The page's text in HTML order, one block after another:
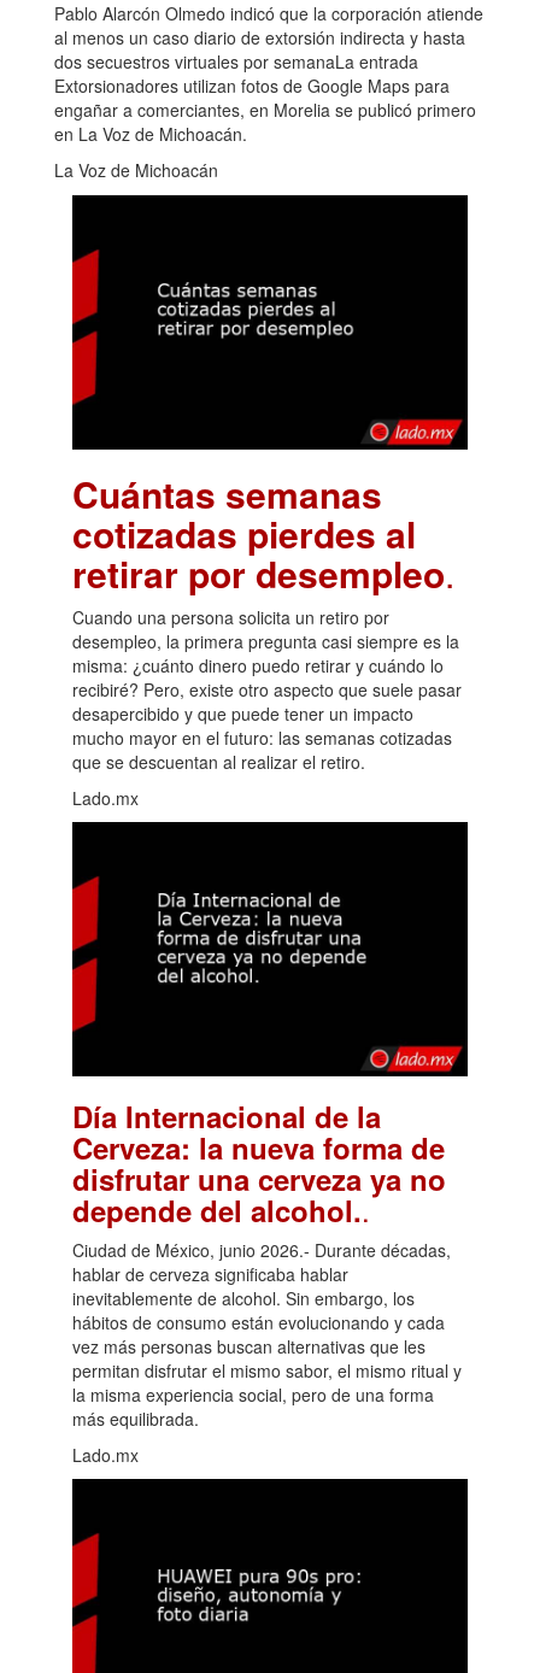
Pablo Alarcón Olmedo indicó que la corporación atiende
al menos un caso diario de extorsión indirecta y hasta
dos secuestros virtuales por semanaLa entrada
Extorsionadores utilizan fotos de Google Maps para
engañar a comerciantes, en Morelia se publicó primero
en La Voz de Michoacán.
La Voz de Michoacán
Cuántas semanas
cotizadas pierdes al
retirar por desempleo.
Cuando una persona solicita un retiro por
desempleo, la primera pregunta casi siempre es la
misma: ¿cuánto dinero puedo retirar y cuándo lo
recibiré? Pero, existe otro aspecto que suele pasar
desapercibido y que puede tener un impacto
mucho mayor en el futuro: las semanas cotizadas
que se descuentan al realizar el retiro.
Lado.mx
Día Internacional de la
Cerveza: la nueva forma de
disfrutar una cerveza ya no
depende del alcohol..
Ciudad de México, junio 2026.- Durante décadas,
hablar de cerveza significaba hablar
inevitablemente de alcohol. Sin embargo, los
hábitos de consumo están evolucionando y cada
vez más personas buscan alternativas que les
permitan disfrutar el mismo sabor, el mismo ritual y
la misma experiencia social, pero de una forma
más equilibrada.
Lado.mx